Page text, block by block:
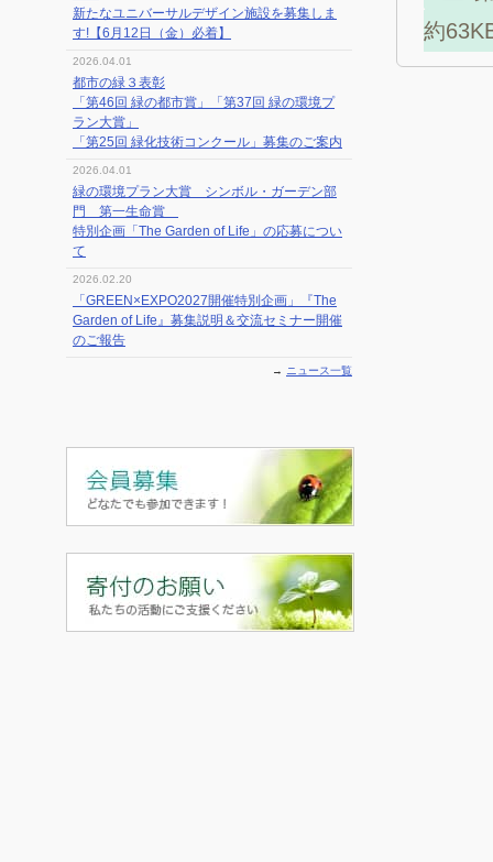
約
新たなユニバーサルデザイン施設を募集しま
す!【6月12日（金）必着】
2026.04.01
都市の緑３表彰
「第46回 緑の都市賞」「第37回 緑の環境プ
ラン大賞」
「第25回 緑化技術コンクール」募集のご案内
2026.04.01
緑の環境プラン大賞 シンボル・ガーデン部
門 第一生命賞
特別企画「The Garden of Life」の応募につい
て
2026.02.20
「GREEN×EXPO2027開催特別企画」『The
Garden of Life』募集説明＆交流セミナー開催
のご報告
→ ニュース一覧